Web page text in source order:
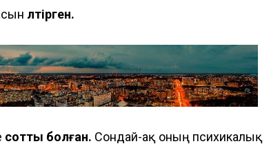
өлтірген.
сотты болған. Сондай-ақ оның психикалық